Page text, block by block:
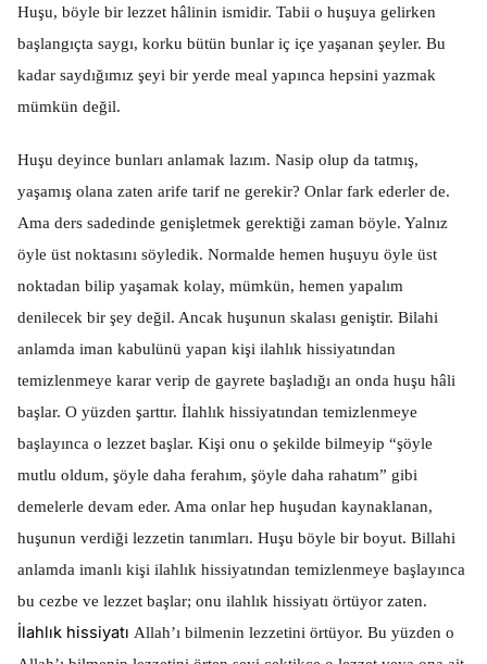
Huşu, böyle bir lezzet hâlinin ismidir. Tabii o huşuya gelirken
başlangıçta saygı, korku bütün bunlar iç içe yaşanan şeyler. Bu
kadar saydığımız şeyi bir yerde meal yapınca hepsini yazmak
mümkün değil.
Huşu deyince bunları anlamak lazım. Nasip olup da tatmış,
yaşamış olana zaten arife tarif ne gerekir? Onlar fark ederler de.
Ama ders sadedinde genişletmek gerektiği zaman böyle. Yalnız
öyle üst noktasını söyledik. Normalde hemen huşuyu öyle üst
noktadan bilip yaşamak kolay, mümkün, hemen yapalım
denilecek bir şey değil. Ancak huşunun skalası geniştir. Bilahi
anlamda iman kabulünü yapan kişi ilahlık hissiyatından
temizlenmeye karar verip de gayrete başladığı an onda huşu hâli
başlar. O yüzden şarttır. İlahlık hissiyatından temizlenmeye
başlayınca o lezzet başlar. Kişi onu o şekilde bilmeyip “şöyle
mutlu oldum, şöyle daha ferahım, şöyle daha rahatım” gibi
demelerle devam eder. Ama onlar hep huşudan kaynaklanan,
huşunun verdiği lezzetin tanımları. Huşu böyle bir boyut. Billahi
anlamda imanlı kişi ilahlık hissiyatından temizlenmeye başlayınca
bu cezbe ve lezzet başlar; onu ilahlık hissiyatı örtüyor zaten.
İlahlık hissiyatı Allah’ı bilmenin lezzetini örtüyor. Bu yüzden o